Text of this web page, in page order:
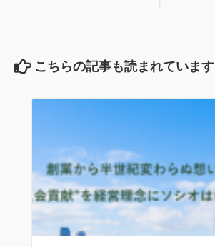
こちらの記事も読まれています